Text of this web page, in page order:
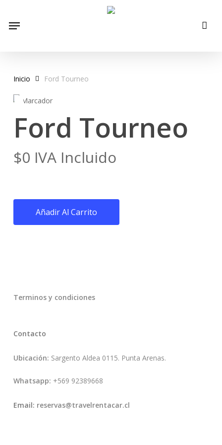
main
Menu
Inicio Ford Tourneo
Ford Tourneo
$0 IVA Incluido
Añadir Al Carrito
Terminos y condiciones
Contacto
Ubicación: Sargento Aldea 0115. Punta Arenas.
Whatsapp: +569 92389668
Email: reservas@travelrentacar.cl